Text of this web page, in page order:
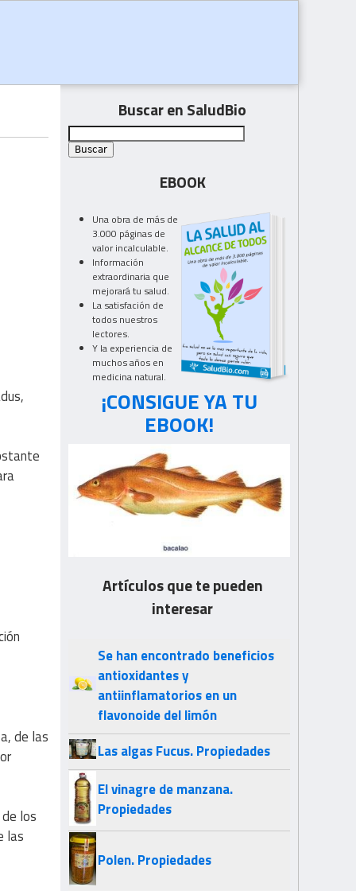
de las
los
las
Buscar en SaludBio
EBOOK
Una obra de más de
3.000 páginas de
valor incalculable.
Información
extraordinaria que
mejorará tu salud.
La satisfación de
todos nuestros
lectores.
Y la experiencia de
muchos años en
medicina natural.
¡CONSIGUE YA TU
EBOOK!
Artículos que te pueden
interesar
Se han encontrado beneficios
antioxidantes y
antiinflamatorios en un
flavonoide del limón
Las algas Fucus. Propiedades
El vinagre de manzana.
Propiedades
Polen. Propiedades